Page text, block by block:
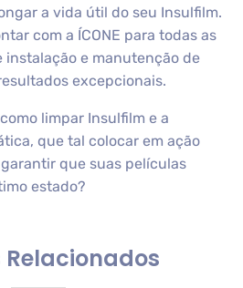
a vida útil do seu Insulfilm.
com a ÍCONE para todas as
instalação e manutenção de
excepcionais.
limpar Insulfilm e a
que tal colocar em ação
que suas películas
estado?
Relacionados